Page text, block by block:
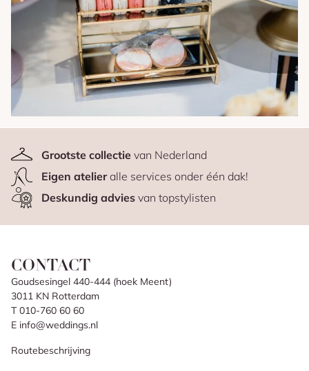
Grootste collectievan Nederland
Eigen atelieralle services onder één dak!
Deskundig adviesvan topstylisten
CONTACT
Goudsesingel 440-444 (hoek Meent)
3011 KN Rotterdam
T 010-760 60 60
E info@weddings.nl
Routebeschrijving